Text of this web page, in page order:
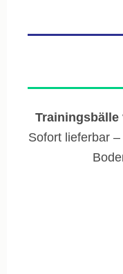
Trainingsbälle
Sofort lieferbar